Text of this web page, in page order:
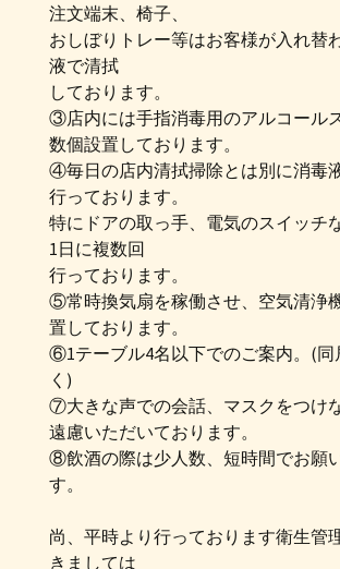
注文端末、椅子、
おしぼりトレー等はお客様が入れ替
液で清拭
しております。
③店内には手指消毒用のアルコール
数個設置しております。
④毎日の店内清拭掃除とは別に消毒
行っております。
特にドアの取っ手、電気のスイッチ
1日に複数回
行っております。
⑤常時換気扇を稼働させ、空気清浄
置しております。
⑥1テーブル4名以下でのご案内。(同
く)
⑦大きな声での会話、マスクをつけ
遠慮いただいております。
⑧飲酒の際は少人数、短時間でお願
す。
尚、平時より行っております衛生管
きましては